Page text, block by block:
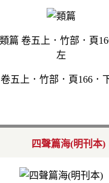
卷五上．竹部．頁166．
四聲篇海(明刊本)